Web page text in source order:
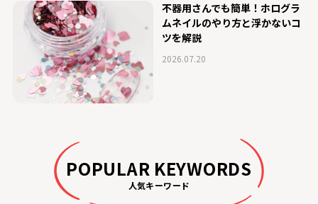
不器用さんでも簡単！ホログラ
ムネイルのやり方と浮かないコ
ツを解説
2026.07.20
POPULAR KEYWORDS
人気キーワード